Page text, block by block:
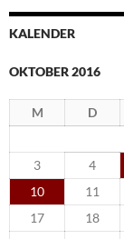
KALENDER
OKTOBER 2016
M D
3
4
10
11
17
18